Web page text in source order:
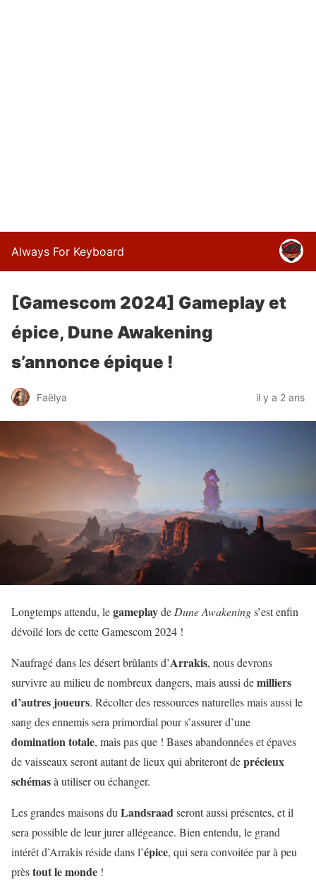
Always For Keyboard
[Gamescom 2024] Gameplay et
épice, Dune Awakening
s’annonce épique !
Faëlya il y a 2 ans
Longtemps attendu, legameplaydeDune Awakenings’est enfin
dévoilé lors de cette Gamescom 2024 !
Naufragé dans les désert brûlants d’Arrakis, nous devrons
survivre au milieu de nombreux dangers, mais aussi demilliers
d’autres joueurs. Récolter des ressources naturelles mais aussi le
sang des ennemis sera primordial pour s’assurer d’une
domination totale, mais pas que ! Bases abandonnées et épaves
de vaisseaux seront autant de lieux qui abriteront deprécieux
schémasà utiliser ou échanger.
Les grandes maisons duLandsraadseront aussi présentes, et il
sera possible de leur jurer allégeance. Bien entendu, le grand
intérêt d’Arrakis réside dans l’épice, qui sera convoitée par à peu
prèstout le monde !